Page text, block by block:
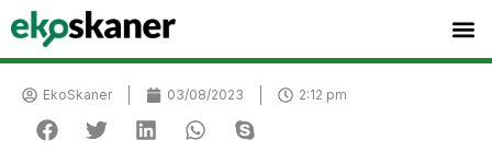
EkoSkaner 03/08/2023 2:12 pm